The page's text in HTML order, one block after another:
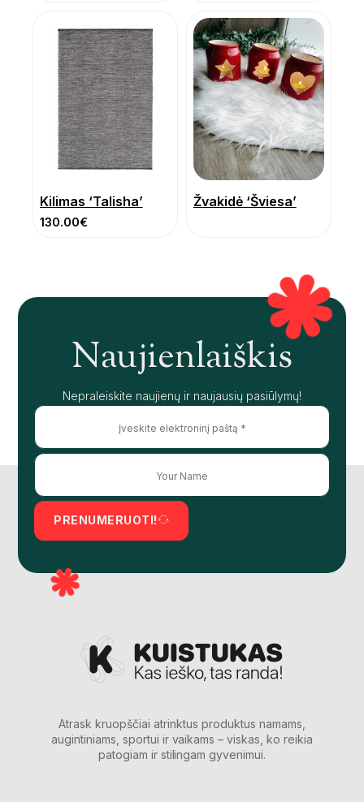
Kilimas ‘Talisha’
130.00€
Žvakidė ‘Šviesa’
Naujienlaiškis
Nepraleiskite naujienų ir naujausių pasiūlymų!
PRENUMERUOTI!
Atrask kruopščiai atrinktus produktus namams,
augintiniams, sportui ir vaikams – viskas, ko reikia
patogiam ir stilingam gyvenimui.